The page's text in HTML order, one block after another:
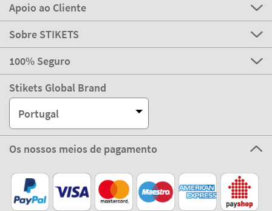
Apoio ao Cliente
Sobre STIKETS
100% Seguro
Stikets Global Brand
Portugal
Os nossos meios de pagamento